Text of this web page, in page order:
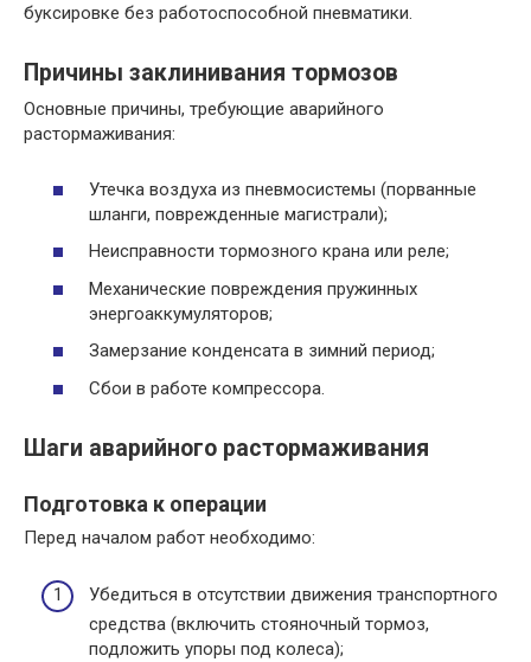
буксировке без работоспособной пневматики.
Причины заклинивания тормозов
Основные причины, требующие аварийного
растормаживания:
Утечка воздуха из пневмосистемы (порванные
шланги, поврежденные магистрали);
Неисправности тормозного крана или реле;
Механические повреждения пружинных
энергоаккумуляторов;
Замерзание конденсата в зимний период;
Сбои в работе компрессора.
Шаги аварийного растормаживания
Подготовка к операции
Перед началом работ необходимо:
Убедиться в отсутствии движения транспортного
средства (включить стояночный тормоз,
подложить упоры под колеса);